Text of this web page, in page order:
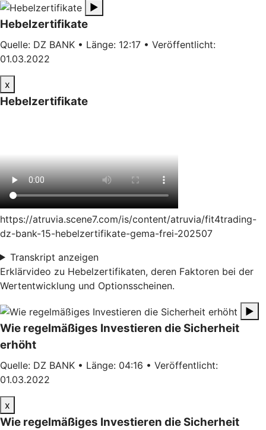
▶
Hebelzertifikate
Quelle: DZ BANK • Länge: 12:17 • Veröffentlicht:
01.03.2022
x
Hebelzertifikate
https://atruvia.scene7.com/is/content/atruvia/fit4trading-
dz-bank-15-hebelzertifikate-gema-frei-202507
Transkript anzeigen
Erklärvideo zu Hebelzertifikaten, deren Faktoren bei der
Wertentwicklung und Optionsscheinen.
▶
Wie regelmäßiges Investieren die Sicherheit
erhöht
Quelle: DZ BANK • Länge: 04:16 • Veröffentlicht:
01.03.2022
x
Wie regelmäßiges Investieren die Sicherheit